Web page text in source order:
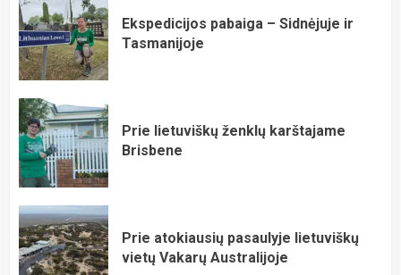
Ekspedicijos pabaiga – Sidnėjuje ir
Tasmanijoje
Prie lietuviškų ženklų karštajame
Brisbene
Prie atokiausių pasaulyje lietuviškų
vietų Vakarų Australijoje